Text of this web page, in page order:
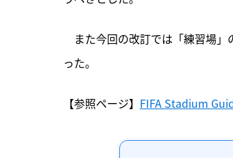
また今回の改訂では「練習場」
った。
【参照ページ】 FIFA Stadium